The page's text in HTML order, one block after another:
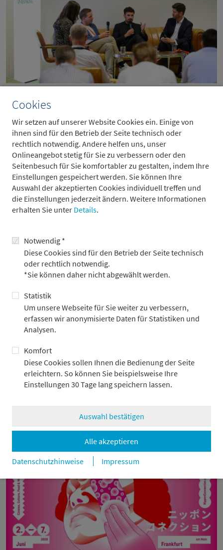
Cookies
Wir setzen auf unserer Website Cookies ein. Einige von
ihnen sind für den Betrieb der Seite technisch oder
rechtlich notwendig. Andere helfen uns, unser
Onlineangebot stetig für Sie zu verbessern oder den
Seitenbesuch für Sie komfortabler zu gestalten, indem Ihre
Einstellungen gespeichert werden. Sie können Ihre
Auswahl der akzeptierten Cookies individuell treffen und
die Einstellungen jederzeit ändern. Weitere Informationen
erhalten Sie unter Details.
Notwendig *
Diese Cookies sind für den Betrieb der Seite technisch
oder rechtlich notwendig.
*Sie können daher nicht abgewählt werden.
Statistik
Um unsere Webseite für Sie weiter zu verbessern,
erfassen wir anonymisierte Daten für Statistiken und
Analysen.
Komfort
Diese Cookies sollen Ihnen die Bedienung der Seite
erleichtern. So können Sie beispielsweise Ihre
Einstellungen 30 Tage lang speichern lassen.
Auswahl bestätigen
Alle akzeptieren
Datenschutzhinweise
Impressum
zurück
Bankhaus Metzler begleitet dritte
Blockchain-basierte KfW-Anleihe als Joint
Lead Manager